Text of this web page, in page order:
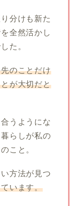
分けも新た
全然活かし
た。
のことだけ
が大切だと
うようにな
らしが私の
こと。
方法が見つ
います。